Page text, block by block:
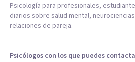
Psicología para profesionales,
diarios sobre salud mental,
relaciones de pareja.
Psicólogos con los que puedes